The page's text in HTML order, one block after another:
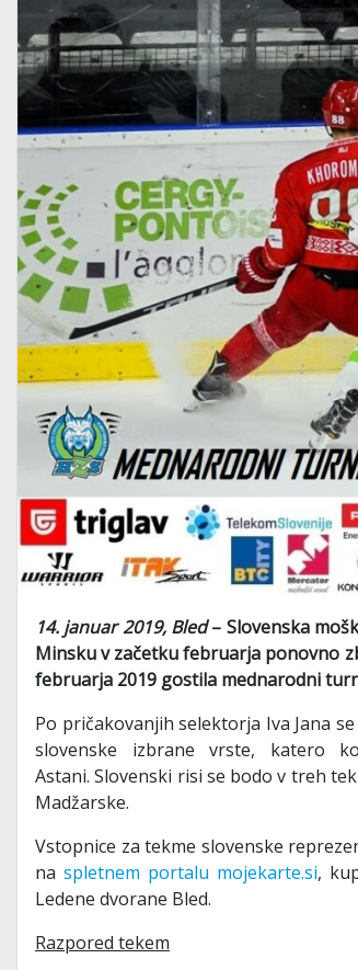
14. januar 2019, Bled– Slovenska
Minsku v začetku februarja ponovno
februarja 2019 gostila mednarodni
Po pričakovanjih selektorja Iva Jana
slovenske izbrane vrste, katero
Astani. Slovenski risi se bodo v treh
Madžarske.
Vstopnice za tekme slovenske
na spletnem portalu mojekarte.si,
Ledene dvorane Bled.
Razpored tekem